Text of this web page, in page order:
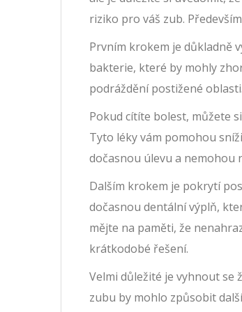
riziko pro váš zub.
Prvním krokem je důkladně
bakterie, které by mohly
podráždění postižené
Pokud cítíte bolest, můžete
Tyto léky vám pomohou
dočasnou úlevu a
Dalším krokem je pokrytí
dočasnou dentální výplň,
mějte na paměti, že
krátkodobé řešení.
Velmi důležité je vyhnout se
zubu by mohlo způsobit